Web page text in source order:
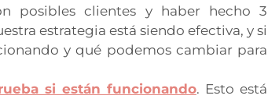
posibles clientes y haber hecho 3
estrategia está siendo efectiva, y si
y qué podemos cambiar para
si están funcionando. Esto está